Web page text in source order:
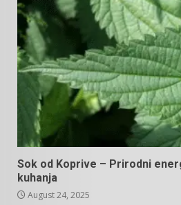
Sok od Koprive – Prirodni
kuhanja
August 24, 2025